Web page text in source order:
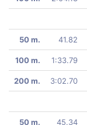
50 m. 41.82
100 m. 1:33.79
200 m. 3:02.70
50 m. 45.34